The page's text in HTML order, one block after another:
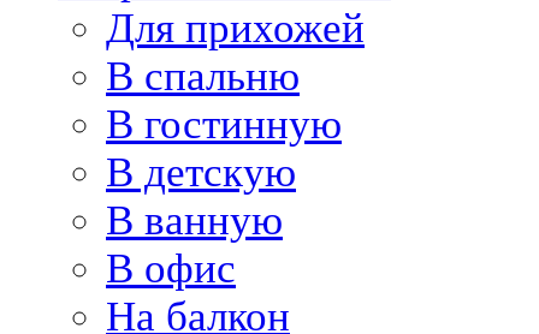
Для прихожей
В спальню
В гостинную
В детскую
В ванную
В офис
На балкон